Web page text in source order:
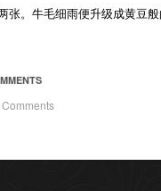
。牛毛细雨便升级成黄豆